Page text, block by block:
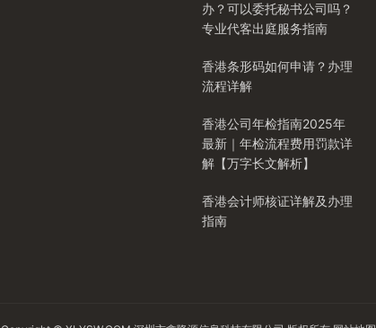
办？可以委托秘书公司吗？
专业代客出庭服务指南
香港条形码如何申请？办理
流程详解
香港公司年检指南2025年
最新｜年检流程费用罚款详
解【万字长文解析】
香港会计师核证详解及办理
指南